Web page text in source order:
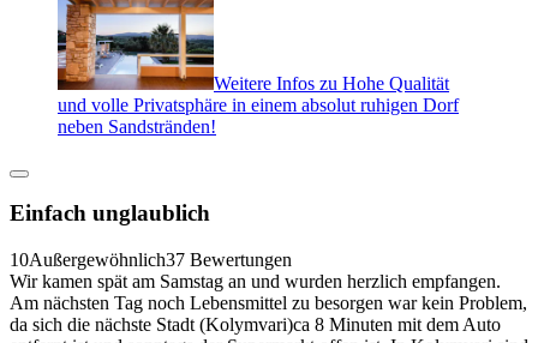
Weitere Infos zu Hohe Qualität
und volle Privatsphäre in einem absolut ruhigen Dorf
neben Sandstränden!
Einfach unglaublich
10Außergewöhnlich37 Bewertungen
Wir kamen spät am Samstag an und wurden herzlich empfangen.
Am nächsten Tag noch Lebensmittel zu besorgen war kein Problem,
da sich die nächste Stadt (Kolymvari)ca 8 Minuten mit dem Auto